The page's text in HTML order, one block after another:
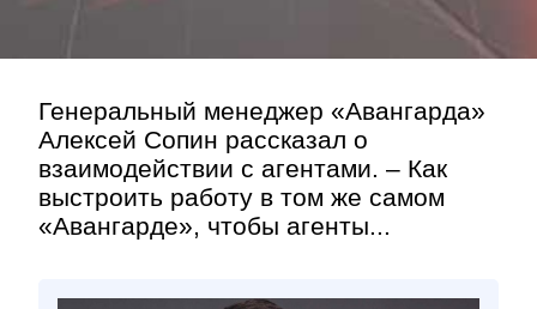
Генеральный менеджер «Авангарда»
Алексей Сопин рассказал о
взаимодействии с агентами. – Как
выстроить работу в том же самом
«Авангарде», чтобы агенты...